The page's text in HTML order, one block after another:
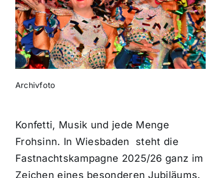
Archivfoto
Konfetti, Musik und jede Menge
Frohsinn. In Wiesbaden steht die
Fastnachtskampagne 2025/26 ganz im
Zeichen eines besonderen Jubiläums.